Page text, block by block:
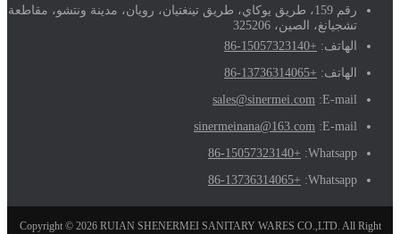
رقم 159، طريق يوكاي، طريق تينغتيان، رويان، مدينة ونتشو، مقاطعة
تشجيانغ، الصين، 325206
الهاتف: +86-15057323140
الهاتف: +86-13736314065
E-mail:
sales@sinermei.com
E-mail:
sinermeinana@163.com
Whatsapp:
+86-15057323140
Whatsapp:
+86-13736314065
Copyright © 2026 RUIAN SHENERMEI SANITARY WARES CO.,LTD. All Right